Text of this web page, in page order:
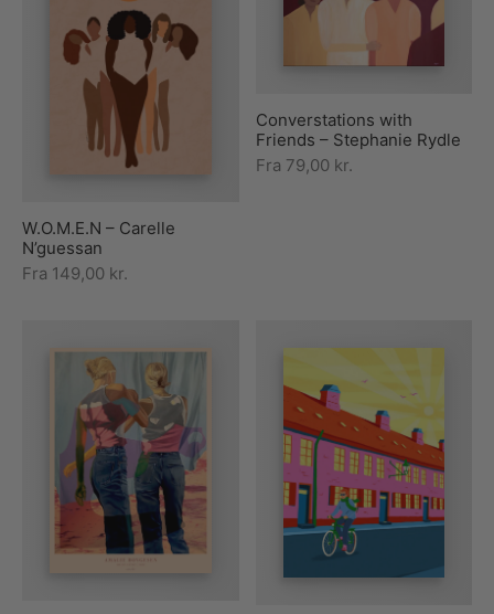
W.O.M.E.N – Carelle
N’guessan
Fra 149,00 kr.
Converstations with
Friends – Stephanie Rydle
Fra 79,00 kr.